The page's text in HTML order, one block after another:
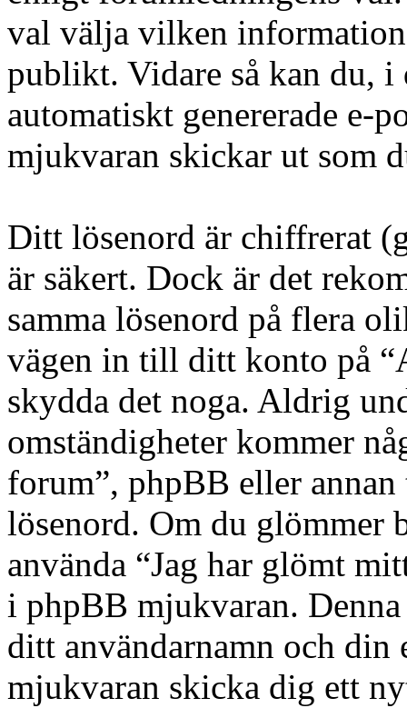
val välja vilken
publikt. Vidare så kan du,
automatiskt genererade e-
mjukvaran skickar ut som
Ditt lösenord är chiffrerat
är säkert. Dock är det
samma lösenord på flera
vägen in till ditt konto på
skydda det noga. Aldrig
omständigheter kommer
forum”, phpBB eller
lösenord. Om du glömmer
använda “Jag har glömt
i phpBB mjukvaran.
ditt användarnamn och din
mjukvaran skicka dig ett